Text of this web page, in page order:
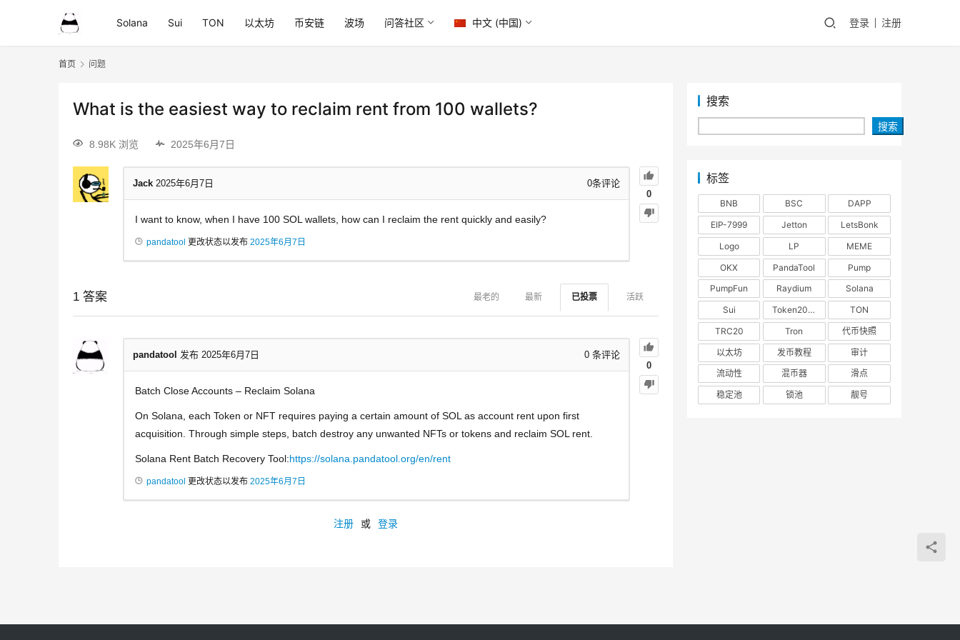
Solana Sui TON 以太坊 币安链 波场 问答社区 中文 (中国) 登录 注册
首页 问题
What is the easiest way to reclaim rent from 100 wallets?
8.98K 浏览 2025年6月7日
0
Jack 2025年6月7日 0条评论
I want to know, when I have 100 SOL wallets, how can I reclaim the rent quickly and easily?
pandatool 更改状态以发布 2025年6月7日
1 答案 活跃
已投票
最新
最老的
0
pandatool 发布 2025年6月7日 0 条评论
Batch Close Accounts – Reclaim Solana
On Solana, each Token or NFT requires paying a certain amount of SOL as account rent upon first
acquisition. Through simple steps, batch destroy any unwanted NFTs or tokens and reclaim SOL rent.
Solana Rent Batch Recovery Tool:https://solana.pandatool.org/en/rent
pandatool 更改状态以发布 2025年6月7日
注册 或 登录
搜索
搜索
标签
BNB BSC
DAPP
EIP-7999
Jetton
LetsBonk
Logo
LP
MEME
OKX
PandaTool
Pump
PumpFun
Raydium
Solana
Sui
Token2022
TON
TRC20
Tron
代币快照
以太坊
发币教程
审计
流动性
混币器
滑点
稳定池
锁池 靓号